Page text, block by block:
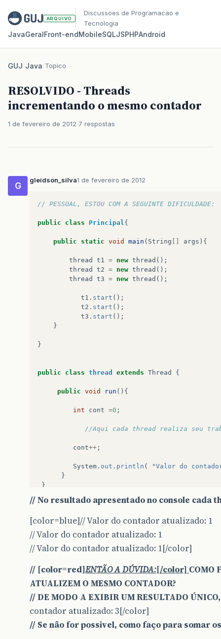
ARQUIVO
Discussoes de Programacao e
Tecnologia
JavaGeralFront‑endMobileSQLJSPHPAndroid
GUJ/Java/Topico
RESOLVIDO - Threads
incrementando o mesmo contador
1 de fevereiro de 2012 7 respostas
G
gleidson_silva1 de fevereiro de 2012
// PESSOAL, ESTOU COM A SEGUINTE DIFICULDADE:
public class Principal{
public static void main ( String args ){
thread t1 = new thread ();
thread
t2 = new thread ();
thread
t3 = new thread ();
t1 . start ();
t2 . start ();
t3 . start ();
}
}
public class thread extends Thread {
public void run (){
int cont =0 ;
//Aqui cada thread realiza seu
cont++ ;
System . out . println (
"Valor do
}
}
// No resultado apresentado no console cada
[color=blue]// Valor do contador atualizado: 1
// Valor do contador atualizado: 1
// Valor do contador atualizado: 1[/color]
// [color=red]ENTÃO A DÚVIDA:[/color] COMO
ATUALIZEM O MESMO CONTADOR?
// DE MODO A EXIBIR UM RESULTADO
contador atualizado: 3[/color]
// Se não for possivel, como faço para somar